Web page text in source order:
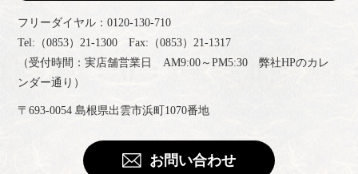
フリーダイヤル：0120-130-710
Tel:（0853）21-1300 Fax:（0853）21-1317
（受付時間：実店舗営業日 AM9:00～PM5:30 弊社HPのカレ
ンダー通り）
〒693-0054 島根県出雲市浜町1070番地
お問い合わせ